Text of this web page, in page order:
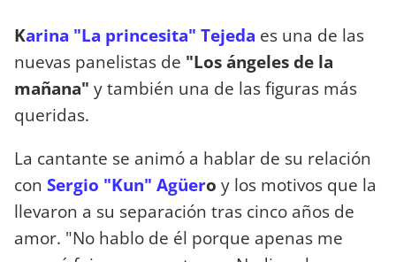
Karina "La princesita" Tejeda es una de las
nuevas panelistas de "Los ángeles de la
mañana" y también una de las figuras más
queridas.
La cantante se animó a hablar de su relación
con Sergio "Kun" Agüero y los motivos que la
llevaron a su separación tras cinco años de
amor. "No hablo de él porque apenas me